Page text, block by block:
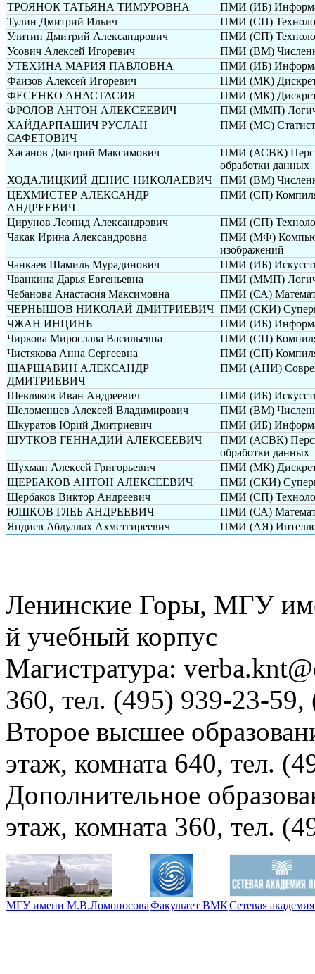
ТРОЯНОК ТАТЬЯНА ТИМУРОВНА
ПМИ (ИБ)
Тулин Дмитрий Ильич
ПМИ (СП)
Улитин Дмитрий Александрович
ПМИ (СП)
Усович Алексей Игоревич
ПМИ (ВМ)
УТЕХИНА МАРИЯ ПАВЛОВНА
ПМИ (ИБ)
Фаизов Алексей Игоревич
ПМИ (МК)
ФЕСЕНКО АНАСТАСИЯ
ПМИ (МК)
ФРОЛОВ АНТОН АЛЕКСЕЕВИЧ
ПМИ (ММП)
ХАЙДАРПАШИЧ РУСЛАН
САФЕТОВИЧ
ПМИ (МС)
Хасанов Дмитрий Максимович
ПМИ (АСВК)
обработки данных
ХОДАЛИЦКИЙ ДЕНИС НИКОЛАЕВИЧ
ПМИ (ВМ)
ЦЕХМИСТЕР АЛЕКСАНДР
АНДРЕЕВИЧ
ПМИ (СП)
Цирунов Леонид Александрович
ПМИ (СП)
Чакак Ирина Александровна
ПМИ (МФ)
изображений
Чанкаев Шамиль Мурадинович
ПМИ (ИБ)
Чванкина Дарья Евгеньевна
ПМИ (ММП)
Чебанова Анастасия Максимовна
ПМИ (СА)
ЧЕРНЫШОВ НИКОЛАЙ ДМИТРИЕВИЧ ПМИ (СКИ)
ЧЖАН ИНЦИНЬ
ПМИ (ИБ)
Чиркова Мирослава Васильевна
ПМИ (СП)
Чистякова Анна Сергеевна
ПМИ (СП)
ШАРШАВИН АЛЕКСАНДР
ДМИТРИЕВИЧ
ПМИ (АНИ)
Шевляков Иван Андреевич
ПМИ (ИБ)
Шеломенцев Алексей Владимирович
ПМИ (ВМ)
Шкуратов Юрий Дмитриевич
ПМИ (ИБ)
ШУТКОВ ГЕННАДИЙ АЛЕКСЕЕВИЧ
ПМИ (АСВК)
обработки данных
Шухман Алексей Григорьевич
ПМИ (МК)
ЩЕРБАКОВ АНТОН АЛЕКСЕЕВИЧ
ПМИ (СКИ)
Щербаков Виктор Андреевич
ПМИ (СП)
ЮШКОВ ГЛЕБ АНДРЕЕВИЧ
ПМИ (СА)
Яндиев Абдуллах Ахметгиреевич
ПМИ (АЯ)
Ленинские Горы, МГУ
й учебный корпус
Магистратура:
360, тел. (495) 939-23-
Второе высшее
этаж, комната 640, тел.
Дополнительное
этаж, комната 360, тел.
МГУ имени М.В.ЛомоносоваФакультет ВМКСетевая